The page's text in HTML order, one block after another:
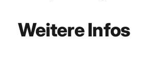
Weitere Infos